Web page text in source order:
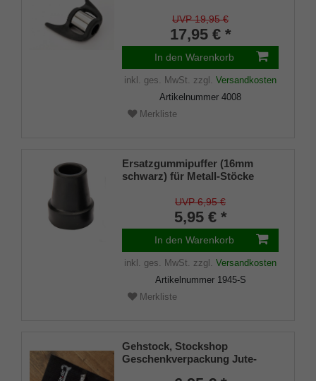
(18 - 22mm), Weichgummi
UVP 19,95 €
17,95 € *
In den Warenkorb
inkl. ges. MwSt. zzgl. Versandkosten
Artikelnummer 4008
Merkliste
Ersatzgummipuffer (16mm
schwarz) für Metall-Stöcke
ca. 16mm) mit Metalleinlage
(VE 1 Stück)
UVP 6,95 €
5,95 € *
In den Warenkorb
inkl. ges. MwSt. zzgl. Versandkosten
Artikelnummer 1945-S
Merkliste
Gehstock, Stockshop
Geschenkverpackung Jute-